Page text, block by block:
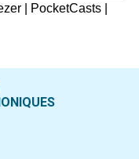
PocketCasts